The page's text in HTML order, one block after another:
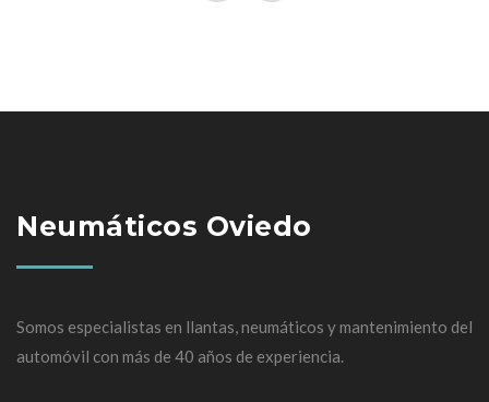
Neumáticos Oviedo
Somos especialistas en llantas, neumáticos y mantenimiento del
automóvil con más de 40 años de experiencia.